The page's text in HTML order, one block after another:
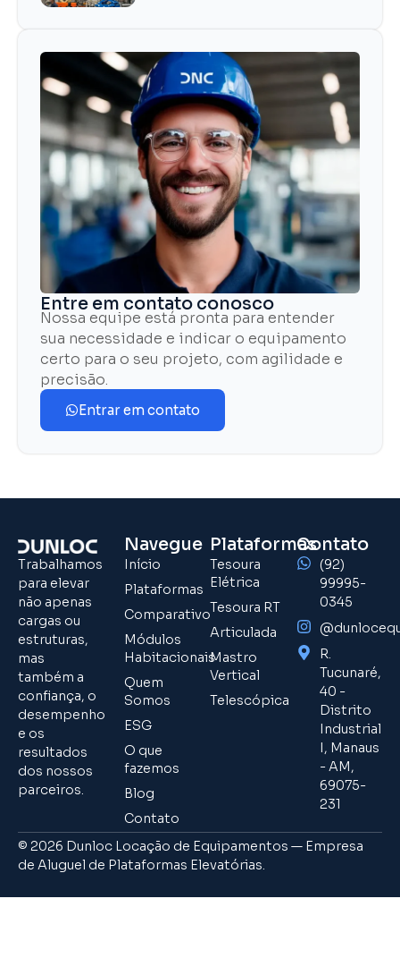
Entre em contato conosco
Nossa equipe está pronta para entender
sua necessidade e indicar o equipamento
certo para o seu projeto, com agilidade e
precisão.
Entrar em contato
Trabalhamos
para elevar
não apenas
cargas ou
estruturas,
mas
também a
confiança, o
desempenho
e os
resultados
dos nossos
parceiros.
Navegue
Início
Plataformas
Comparativo
Módulos
Habitacionais
Quem
Somos
ESG
O que
fazemos
Blog
Contato
Plataformas
Tesoura
Elétrica
Tesoura RT
Articulada
Mastro
Vertical
Telescópica
Contato
(92)
99995-
0345
R.
Tucunaré,
40 -
Distrito
Industrial
I, Manaus
- AM,
69075-
231
© 2026 Dunloc Locação de Equipamentos — Empresa
de Aluguel de Plataformas Elevatórias.